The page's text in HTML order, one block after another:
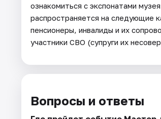
ознакомиться с экспонатами
распространяется на следующие
пенсионеры, инвалиды и их
участники СВО (супруги их
Вопросы и ответы